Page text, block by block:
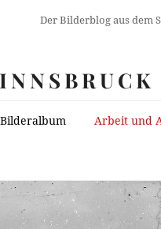
Der Bilderblog aus dem
Bilderalbum Arbeit und